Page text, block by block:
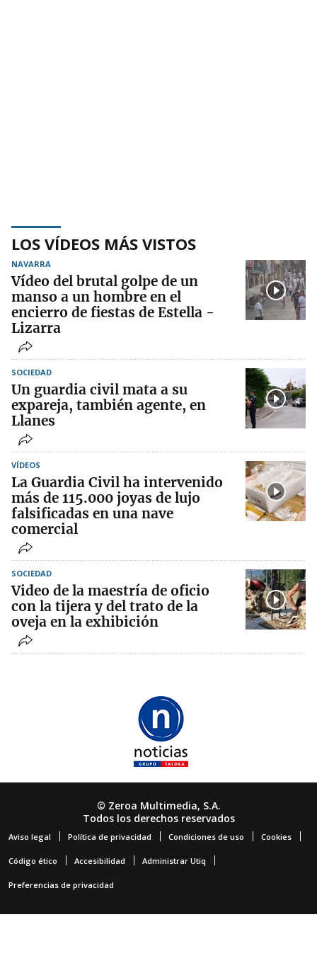
LOS VÍDEOS MÁS VISTOS
NAVARRA
Vídeo del brutal golpe de un
manso a un hombre en el
encierro de fiestas de Estella -
Lizarra
SOCIEDAD
Un guardia civil mata a su
expareja, también agente, en
Llanes
VÍDEOS
La Guardia Civil ha intervenido
más de 115.000 joyas de lujo
falsificadas en una nave
comercial
SOCIEDAD
Video de la maestría de oficio
con la tijera y del trato de la
oveja en la exhibición
© Zeroa Multimedia, S.A.
Todos los derechos reservados
Aviso legal Política de privacidad Condiciones de uso Cookies
Código ético Accesibilidad Administrar Utiq
Preferencias de privacidad